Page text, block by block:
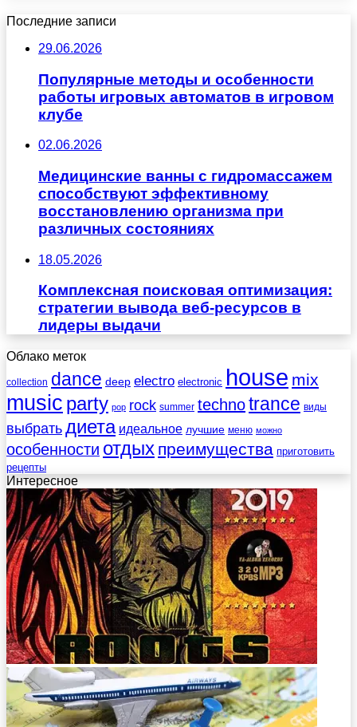
Последние записи
29.06.2026
Популярные методы и особенности
работы игровых автоматов в игровом
клубе
02.06.2026
Медицинские ванны с гидромассажем
способствуют эффективному
восстановлению организма при
различных состояниях
18.05.2026
Комплексная поисковая оптимизация:
стратегии вывода веб-ресурсов в
лидеры выдачи
Облако меток
collection dance deep electro electronic house mix
music party pop rock summer technotrance виды
выбратьдиета идеальное лучшие меню можно
особенности отдых преимущества приготовить
рецепты
Интересное